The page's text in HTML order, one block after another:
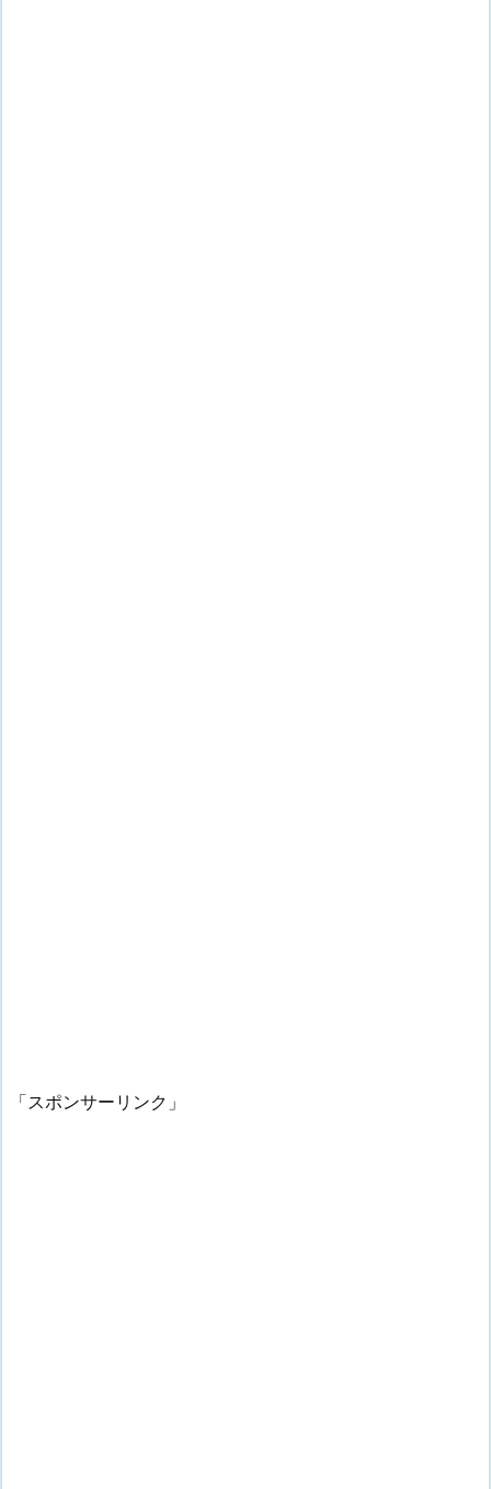
「スポンサーリンク」